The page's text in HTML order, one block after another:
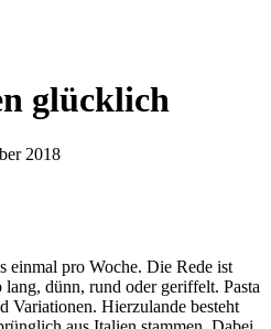
glücklich
2018
einmal pro Woche. Die Rede ist
lang, dünn, rund oder geriffelt. Pasta
Variationen. Hierzulande besteht